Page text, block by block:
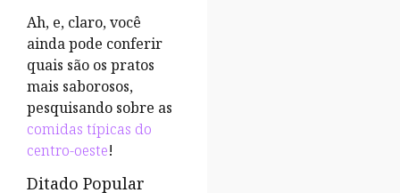
Ah, e, claro, você
ainda pode conferir
quais são os pratos
mais saborosos,
pesquisando sobre as
comidas típicas do
centro-oeste!
Ditado Popular